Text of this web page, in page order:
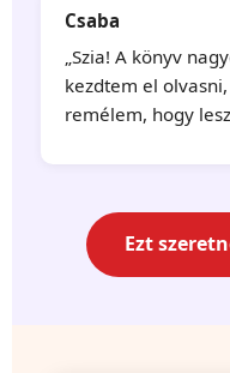
Csaba
„Szia! A könyv
kezdtem el
remélem, hogy
Ezt